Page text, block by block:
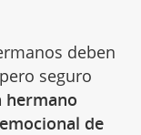
deben
seguro
hermano
de